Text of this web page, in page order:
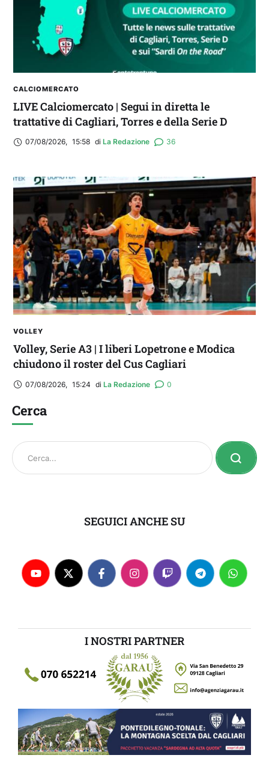
CALCIOMERCATO
LIVE Calciomercato | Segui in diretta le
trattative di Cagliari, Torres e della Serie D
07/08/2026, 15:58 di La Redazione 36
VOLLEY
Volley, Serie A3 | I liberi Lopetrone e Modica
chiudono il roster del Cus Cagliari
07/08/2026, 15:24 di La Redazione 0
Cerca
SEGUICI ANCHE SU
I NOSTRI PARTNER